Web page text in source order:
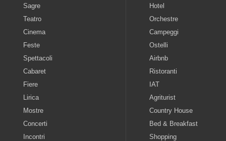
Sagre
Teatro
Cinema
Feste
Spettacoli
Cabaret
Fiere
Lirica
Mostre
Concerti
Incontri
Hotel
Orchestre
Campeggi
Ostelli
Airbnb
Ristoranti
IAT
Agriturist
Country House
Bed & Breakfast
Shopping